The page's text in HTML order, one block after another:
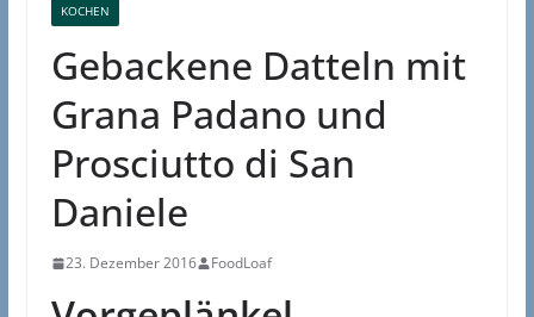
KOCHEN
Gebackene Datteln mit
Grana Padano und
Prosciutto di San
Daniele
23. Dezember 2016 FoodLoaf